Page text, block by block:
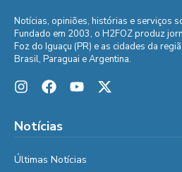
Notícias, opiniões, histórias e serviços
Fundado em 2003, o H2FOZ produz
Foz do Iguaçu (PR) e as cidades da
Brasil, Paraguai e Argentina.
Notícias
Últimas Notícias